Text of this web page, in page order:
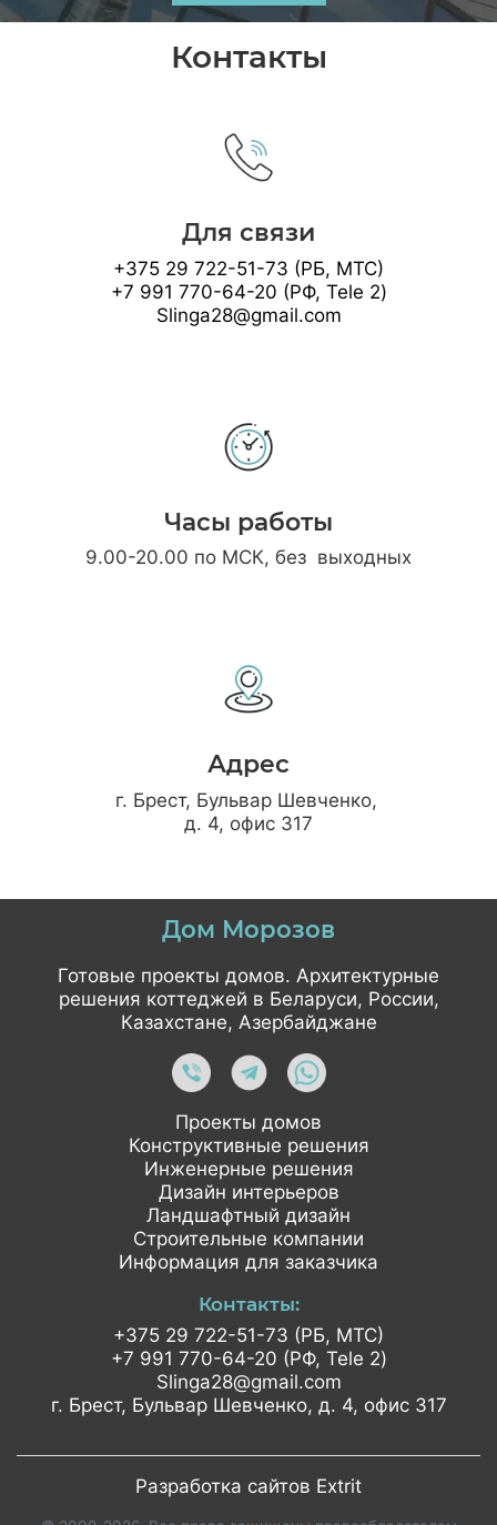
Контакты
Для связи
+375 29 722-51-73 (РБ, МТС)
+7 991 770-64-20 (РФ, Tele 2)
Slinga28@gmail.com
Часы работы
9.00-20.00 по МСК, без выходных
Адрес
г. Брест, Бульвар Шевченко,
д. 4, офис 317
Дом Морозов
Готовые проекты домов. Архитектурные
решения коттеджей в Беларуси, России,
Казахстане, Азербайджане
Проекты домов
Конструктивные решения
Инженерные решения
Дизайн интерьеров
Ландшафтный дизайн
Строительные компании
Информация для заказчика
Контакты:
+375 29 722-51-73 (РБ, МТС)
+7 991 770-64-20 (РФ, Tele 2)
Slinga28@gmail.com
г. Брест, Бульвар Шевченко, д. 4, офис 317
Разработка сайтов Extrit